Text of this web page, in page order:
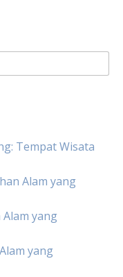
Tempat Wisata
Alam yang
Alam yang
yang